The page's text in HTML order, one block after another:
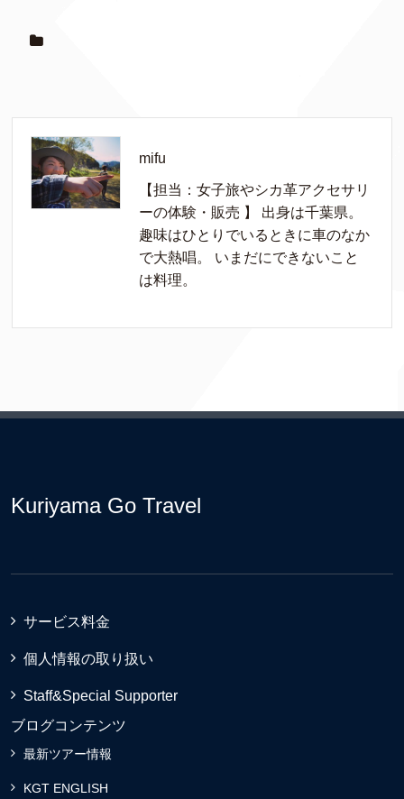
mifu
【担当：女子旅やシカ革アクセサリ
ーの体験・販売 】 出身は千葉県。
趣味はひとりでいるときに車のなか
で大熱唱。 いまだにできないこと
は料理。
Kuriyama Go Travel
サービス料金
個人情報の取り扱い
Staff&Special Supporter
ブログコンテンツ
最新ツアー情報
KGT ENGLISH